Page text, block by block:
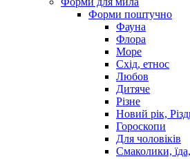
Форми поштучно
Фауна
Флора
Море
Схід, етнос
Любов
Дитяче
Різне
Новий рік,
Гороскопи
Для чоловіків
Смаколики,